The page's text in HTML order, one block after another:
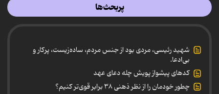
پربحث‌ها
شهید رئیسی، مردی بود از جنس مردم، ساده‌زیست، پرکار و
بی‌ادعا.
کدهای پیشواز پویش چله دعای عهد
چطور خودمان را از نظر ذهنی ۳۸ برابر قوی‌تر کنیم؟